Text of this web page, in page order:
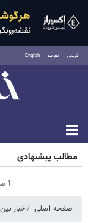
فارسی العربية English
مطالب پیشنهادی
۱ میلیارد اعتبار خرید طلا | بدون ضامن و چک
صفحه اصلی اخبار